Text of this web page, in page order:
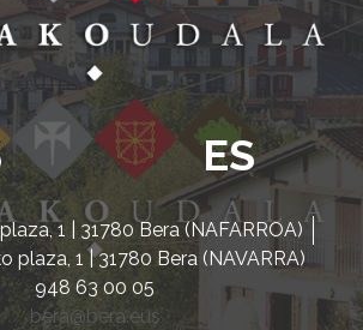
ES
1 | 31780 Bera (NAFARROA)
plaza, 1 | 31780 Bera (NAVARRA)
948 63 00 05
bera@bera.eus